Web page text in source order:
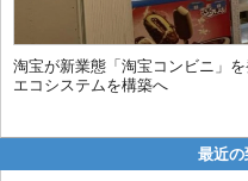
淘宝が新業態「淘宝コンビニ」
エコシステムを構築へ
最近の